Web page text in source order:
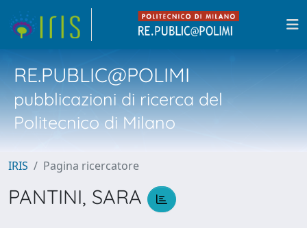
RE.PUBLIC@POLIMI
pubblicazioni di ricerca del
Politecnico di Milano
IRIS Pagina ricercatore
PANTINI, SARA